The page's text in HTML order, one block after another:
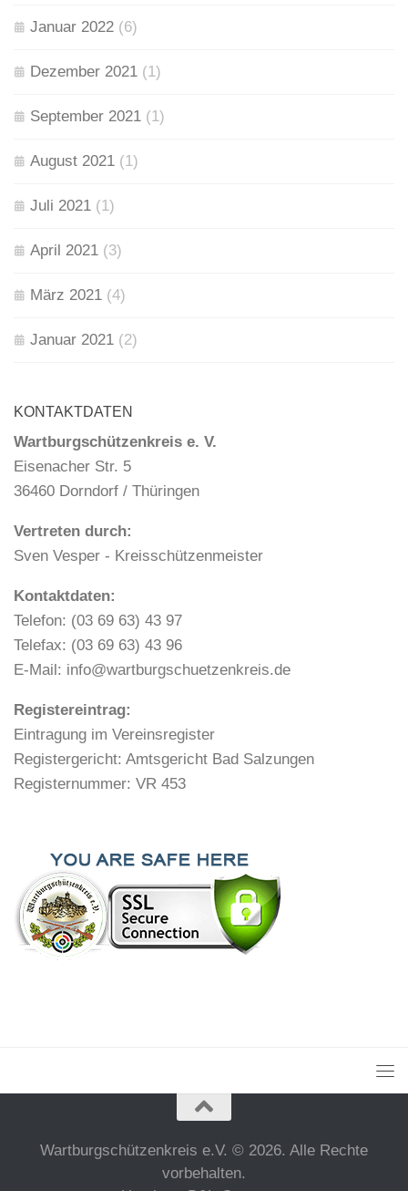
Januar 2022 (6)
Dezember 2021 (1)
September 2021 (1)
August 2021 (1)
Juli 2021 (1)
April 2021 (3)
März 2021 (4)
Januar 2021 (2)
KONTAKTDATEN
Wartburgschützenkreis e. V.
Eisenacher Str. 5
36460 Dorndorf / Thüringen
Vertreten durch:
Sven Vesper - Kreisschützenmeister
Kontaktdaten:
Telefon: (03 69 63) 43 97
Telefax: (03 69 63) 43 96
E-Mail: info@wartburgschuetzenkreis.de
Registereintrag:
Eintragung im Vereinsregister
Registergericht: Amtsgericht Bad Salzungen
Registernummer: VR 453
Wartburgschützenkreis e.V. © 2026. Alle Rechte
vorbehalten.